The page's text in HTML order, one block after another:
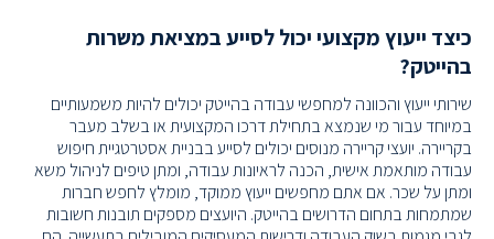
כיצד ייעוץ מקצועי יכול לסייע במציאת משרות
בהייטק?
שירותי ייעוץ והכוונה למחפשי עבודה בהייטק יכולים להיות משמעותיים
במיוחד עבור מי שנמצא בתחילת דרכו המקצועית או בשלב מעבר
בקריירה. יועצי קריירה מנוסים יכולים לסייע בבניית אסטרטגיית חיפוש
עבודה מותאמת אישית, הכנה לראיונות עבודה, ומתן טיפים לניהול משא
ומתן על שכר. אם אתם מחפשים ייעוץ ממוקד, מומלץ לחפש חברות
שמתמחות בתחום הדרושים בהייטק. היועצים מספקים תובנות חשובות